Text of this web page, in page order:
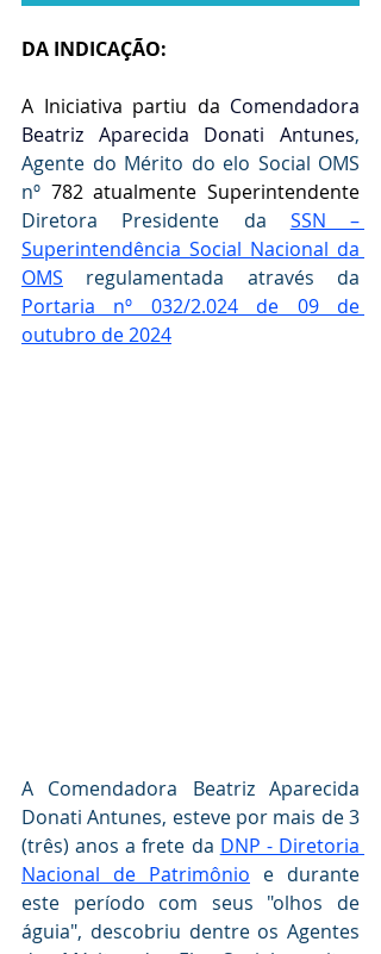
DA INDICAÇÃO:
A Iniciativa partiu da Comendadora
Beatriz Aparecida Donati Antunes,
Agente do Mérito do elo Social OMS
nº
Diretora Presidente da SSN –
Superintendência Social Nacional da
OMS
Portaria nº 032/2.024 de 09 de
outubro de 2024
A Comendadora Beatriz Aparecida
Donati Antunes, esteve por mais de 3
(três) anos a frete da DNP - Diretoria
Nacional de Patrimônio e durante
este período com seus "olhos de
águia", descobriu dentre os Agentes